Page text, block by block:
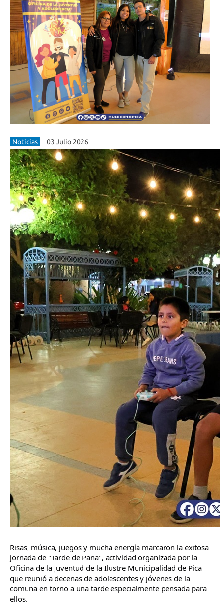
Noticias 03 Julio 2026
Risas, música, juegos y mucha energía marcaron la exitosa
jornada de "Tarde de Pana", actividad organizada por la
Oficina de la Juventud de la Ilustre Municipalidad de Pica
que reunió a decenas de adolescentes y jóvenes de la
comuna en torno a una tarde especialmente pensada para
ellos.